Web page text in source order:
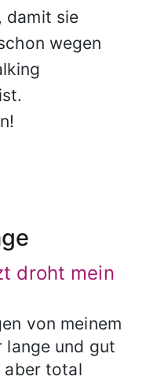
damit sie
wegen
droht mein
von meinem
lange und gut
aber total